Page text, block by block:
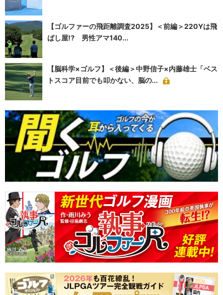
【ゴルファーの飛距離調査2025】＜前編＞220Yは飛
ばし屋!? 男性アマ140...
【脳科学×ゴルフ】＜後編＞中野信子×内藤雄士「ベス
トスコア目前でも叩かない、脳の...